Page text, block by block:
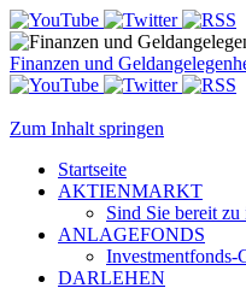
Finanzen und
Zum Inhalt springen
Startseite
AKTIENMARKT
Sind Sie bereit zu
ANLAGEFONDS
Investmentfonds-
DARLEHEN